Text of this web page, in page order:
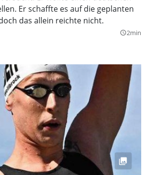
Er schaffte es auf die geplanten
das allein reichte nicht.
query_builder2min